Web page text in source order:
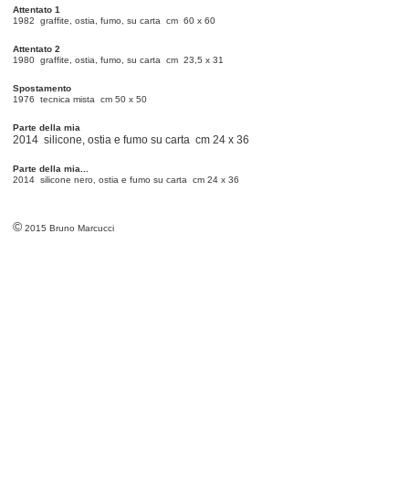
Attentato 1
1982 graffite, ostia, fumo, su carta cm 60 x 60
Attentato 2
1980 graffite, ostia, fumo, su carta cm 23,5 x 31
Spostamento
1976 tecnica mista cm 50 x 50
Parte della mia
2014 silicone, ostia e fumo su carta cm 24 x 36
Parte della mia...
2014 silicone nero, ostia e fumo su carta cm 24 x 36
© 2015 Bruno Marcucci